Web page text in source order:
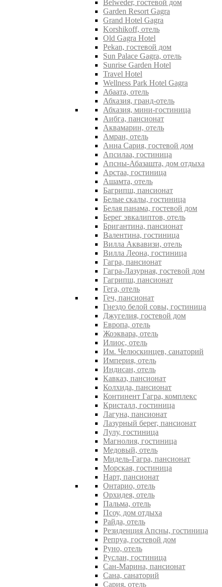
Belweder, гостевой дом
Garden Resort Gagra
Grand Hotel Gagra
Korshikoff, отель
Old Gagra Hotel
Pekan, гостевой дом
Sun Palace Gagra, отель
Sunrise Garden Hotel
Travel Hotel
Wellness Park Hotel Gagra
Абаата, отель
Абхазия, гранд-отель
Абхазия, мини-гостиница
Аибга, пансионат
Аквамарин, отель
Амран, отель
Анна Сария, гостевой дом
Апсилаа, гостиница
Апсны-Абазашта, дом отдыха
Арстаа, гостиница
Ашамта, отель
Багрипш, пансионат
Белые скалы, гостиница
Белая панама, гостевой дом
Берег эвкалиптов, отель
Бригантина, пансионат
Валентина, гостиница
Вилла Аквавизи, отель
Вилла Леона, гостиница
Гагра, пансионат
Гагра-Лазурная, гостевой дом
Гагрипш, пансионат
Гега, отель
Геч, пансионат
Гнездо белой совы, гостиница
Джугелия, гостевой дом
Европа, отель
Жоэквара, отель
Илиос, отель
Им. Челюскинцев, санаторий
Империя, отель
Индисан, отель
Кавказ, пансионат
Колхида, пансионат
Континент Гагра, комплекс
Кристалл, гостиница
Лагуна, пансионат
Лазурный берег, пансионат
Лулу, гостиница
Магнолия, гостиница
Медовый, отель
Мидель-Гагра, пансионат
Морская, гостиница
Нарт, пансионат
Онтарио, отель
Орхидея, отель
Пальма, отель
Псоу, дом отдыха
Райда, отель
Резиденция Апсны, гостиница
Репруа, гостевой дом
Руно, отель
Руслан, гостиница
Сан-Марина, пансионат
Сана, санаторий
Сария, отель